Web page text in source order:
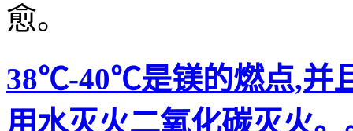
愈。
38℃-40℃是镁的燃点,并
用水灭火二氧化碳灭火。